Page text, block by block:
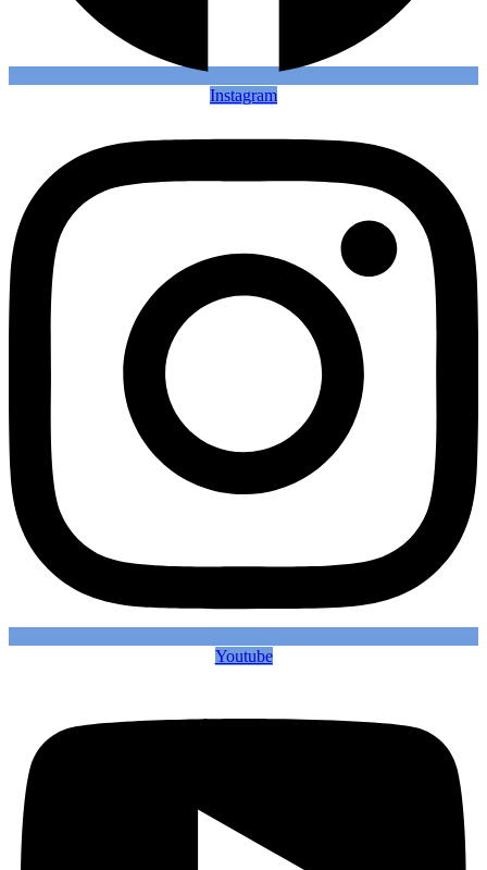
Instagram
Youtube